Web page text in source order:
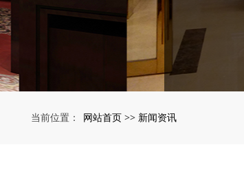
当前位置： 网站首页 >> 新闻资讯